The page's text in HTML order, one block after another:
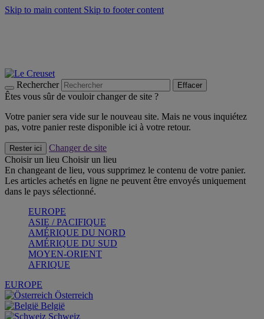
Skip to main content Skip to footer content
Rechercher Effacer
Êtes vous sûr de vouloir changer de site ?
Votre panier sera vide sur le nouveau site. Mais ne vous inquiétez
pas, votre panier reste disponible ici à votre retour.
Rester ici
Changer de site
Choisir un lieu Choisir un lieu
En changeant de lieu, vous supprimez le contenu de votre panier.
Les articles achetés en ligne ne peuvent être envoyés uniquement
dans le pays sélectionné.
EUROPE
ASIE / PACIFIQUE
AMÉRIQUE DU NORD
AMÉRIQUE DU SUD
MOYEN-ORIENT
AFRIQUE
EUROPE
Österreich
België
Schweiz